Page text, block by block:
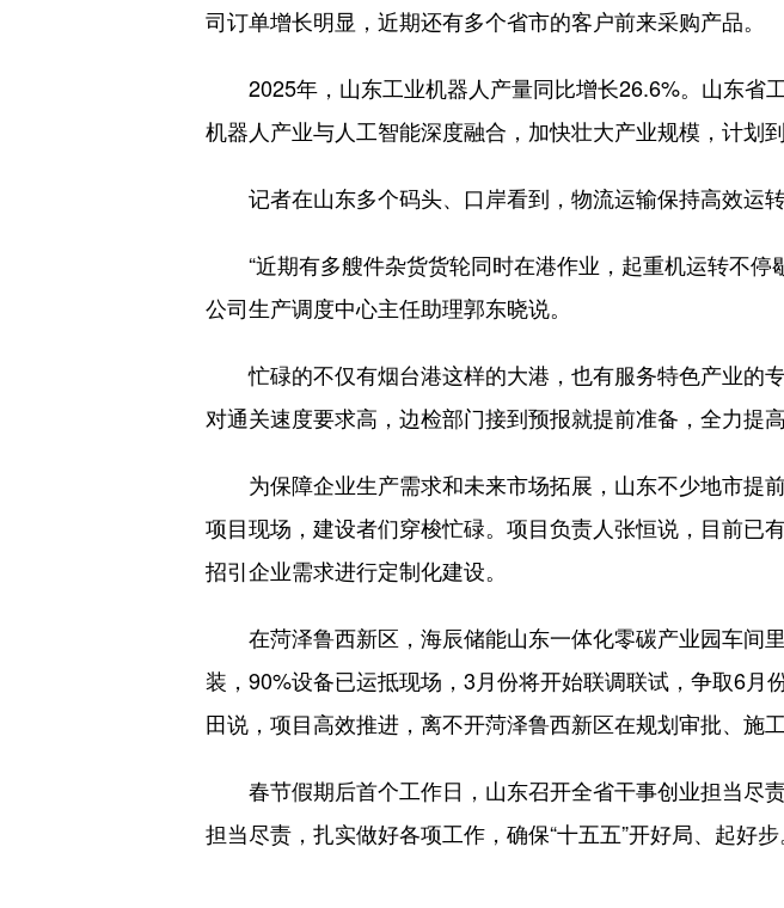
司订单增长明显，近期还有多个省市的客户前来采购产品。
2025年，山东工业机器人产量同比增长26.6%。山东省
机器人产业与人工智能深度融合，加快壮大产业规模，计划
记者在山东多个码头、口岸看到，物流运输保持高效运转
“近期有多艘件杂货货轮同时在港作业，起重机运转不停
公司生产调度中心主任助理郭东晓说。
忙碌的不仅有烟台港这样的大港，也有服务特色产业的
对通关速度要求高，边检部门接到预报就提前准备，全力提
为保障企业生产需求和未来市场拓展，山东不少地市提
项目现场，建设者们穿梭忙碌。项目负责人张恒说，目前已
招引企业需求进行定制化建设。
在菏泽鲁西新区，海辰储能山东一体化零碳产业园车间
装，90%设备已运抵现场，3月份将开始联调联试，争取6
田说，项目高效推进，离不开菏泽鲁西新区在规划审批、施
春节假期后首个工作日，山东召开全省干事创业担当尽责
担当尽责，扎实做好各项工作，确保“十五五”开好局、起好步